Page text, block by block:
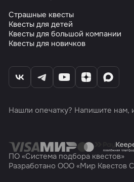
Страшные квесты
Квесты для детей
Квесты для большой компании
Квесты для новичков
Нашли опечатку? Напишите нам,
ПО «Система подбора квестов»
Разработано ООО «Мир Квестов